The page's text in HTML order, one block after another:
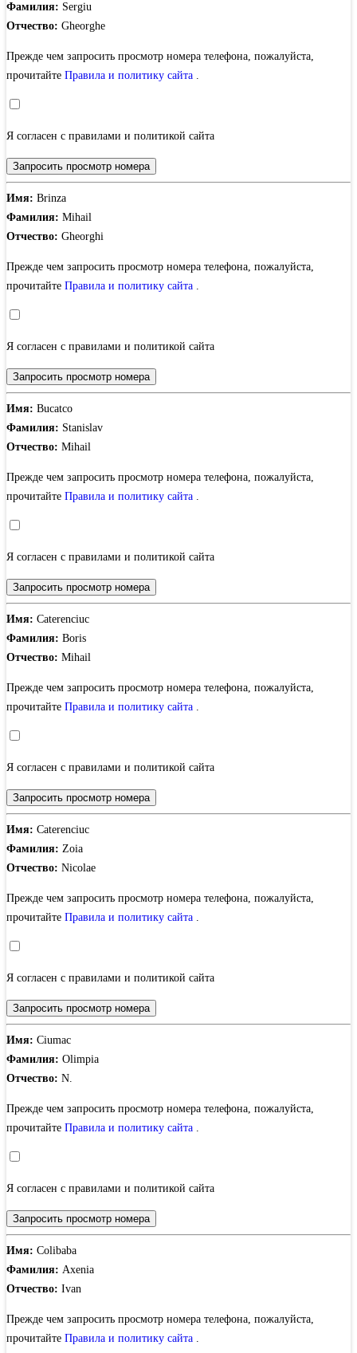
Фамилия: Sergiu
Отчество: Gheorghe
Прежде чем запросить просмотр номера телефона, пожалуйста,
прочитайте Правила и политику сайта .
Я согласен с правилами и политикой сайта
Запросить просмотр номера
Имя: Brinza
Фамилия: Mihail
Отчество: Gheorghi
Прежде чем запросить просмотр номера телефона, пожалуйста,
прочитайте Правила и политику сайта .
Я согласен с правилами и политикой сайта
Запросить просмотр номера
Имя: Bucatco
Фамилия: Stanislav
Отчество: Mihail
Прежде чем запросить просмотр номера телефона, пожалуйста,
прочитайте Правила и политику сайта .
Я согласен с правилами и политикой сайта
Запросить просмотр номера
Имя: Caterenciuc
Фамилия: Boris
Отчество: Mihail
Прежде чем запросить просмотр номера телефона, пожалуйста,
прочитайте Правила и политику сайта .
Я согласен с правилами и политикой сайта
Запросить просмотр номера
Имя: Caterenciuc
Фамилия: Zoia
Отчество: Nicolae
Прежде чем запросить просмотр номера телефона, пожалуйста,
прочитайте Правила и политику сайта .
Я согласен с правилами и политикой сайта
Запросить просмотр номера
Имя: Ciumac
Фамилия: Olimpia
Отчество: N.
Прежде чем запросить просмотр номера телефона, пожалуйста,
прочитайте Правила и политику сайта .
Я согласен с правилами и политикой сайта
Запросить просмотр номера
Имя: Colibaba
Фамилия: Axenia
Отчество: Ivan
Прежде чем запросить просмотр номера телефона, пожалуйста,
прочитайте Правила и политику сайта .